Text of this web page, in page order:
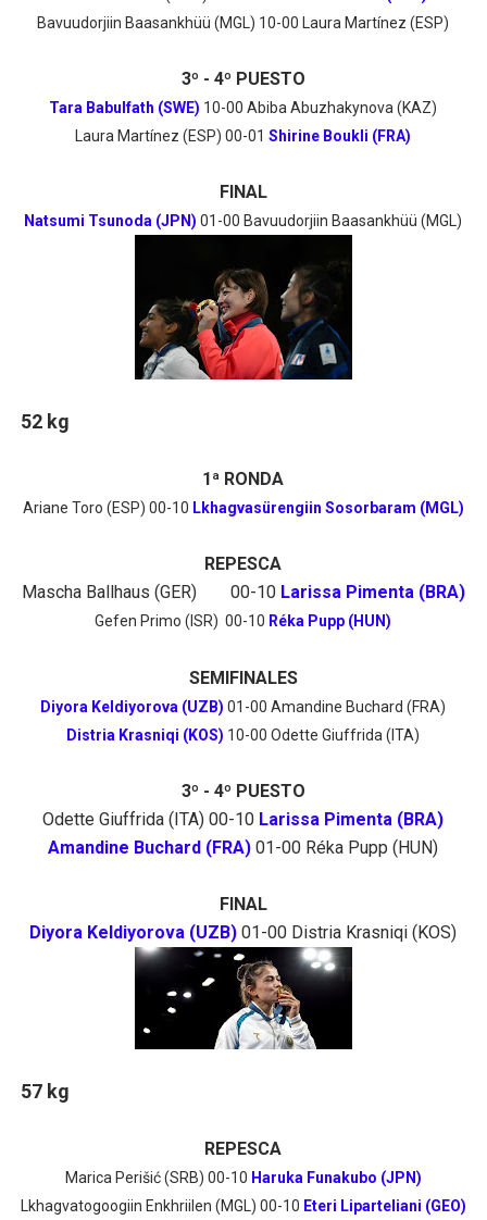
Bavuudorjiin Baasankhüü (MGL) 10-00 Laura Martínez (ESP)
3º - 4º PUESTO
Tara Babulfath (SWE) 10-00 Abiba Abuzhakynova (KAZ)
Laura Martínez (ESP) 00-01Shirine Boukli (FRA)
FINAL
Natsumi Tsunoda (JPN) 01-00 Bavuudorjiin Baasankhüü (MGL)
52 kg
1ª RONDA
Ariane Toro (ESP) 00-10 Lkhagvasürengiin Sosorbaram (MGL)
REPESCA
Mascha Ballhaus (GER)
00-10 Larissa Pimenta (BRA)
Gefen Primo (ISR) 00-10 Réka Pupp (HUN)
SEMIFINALES
Diyora Keldiyorova (UZB) 01-00 Amandine Buchard (FRA)
Distria Krasniqi (KOS) 10-00 Odette Giuffrida (ITA)
3º - 4º PUESTO
Odette Giuffrida (ITA) 00-10 Larissa Pimenta (BRA)
Amandine Buchard (FRA) 01-00 Réka Pupp (HUN)
FINAL
Diyora Keldiyorova (UZB) 01-00 Distria Krasniqi (KOS)
57 kg
REPESCA
Marica Perišić (SRB) 00-10 Haruka Funakubo (JPN)
Lkhagvatogoogiin Enkhriilen (MGL) 00-10 Eteri Liparteliani (GEO)